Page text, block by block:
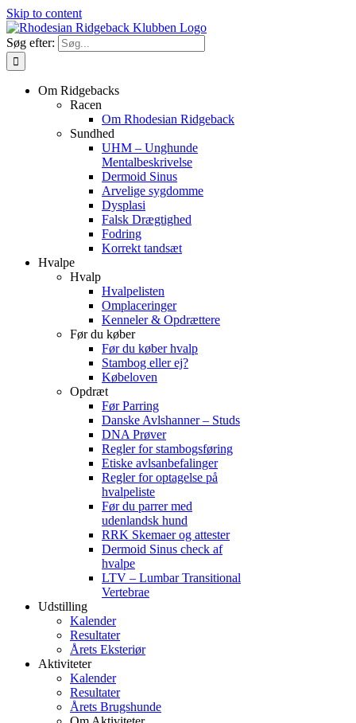
Skip to content
Søg efter:
Om Ridgebacks
Racen
Om Rhodesian Ridgeback
Sundhed
UHM – Unghunde
Mentalbeskrivelse
Dermoid Sinus
Arvelige sygdomme
Dysplasi
Falsk Drægtighed
Fodring
Korrekt tandsæt
Hvalpe
Hvalp
Hvalpelisten
Omplaceringer
Kenneler & Opdrættere
Før du køber
Før du køber hvalp
Stambog eller ej?
Købeloven
Opdræt
Før Parring
Danske Avlshanner – Studs
DNA Prøver
Regler for stambogsføring
Etiske avlsanbefalinger
Regler for optagelse på
hvalpeliste
Før du parrer med
udenlandsk hund
RRK Skemaer og attester
Dermoid Sinus check af
hvalpe
LTV – Lumbar Transitional
Vertebrae
Udstilling
Kalender
Resultater
Årets Eksteriør
Aktiviteter
Kalender
Resultater
Årets Brugshunde